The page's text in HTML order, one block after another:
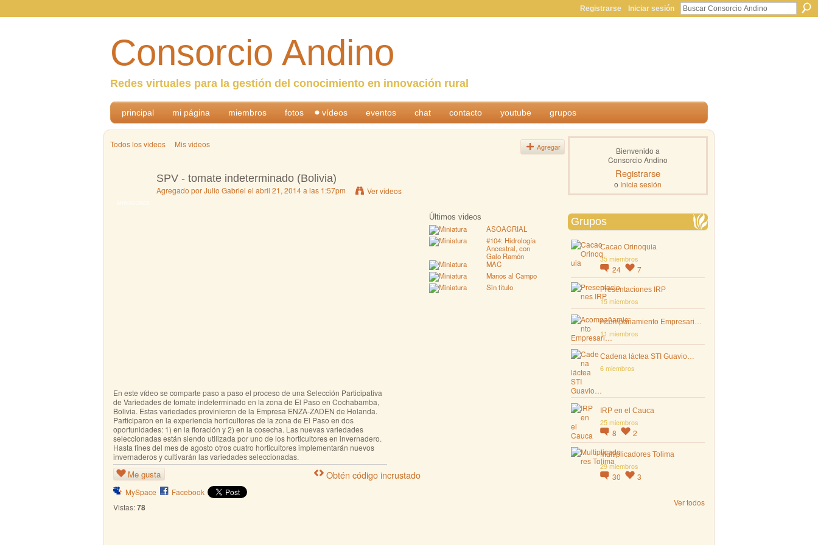
Registrarse Iniciar sesión
Consorcio Andino
Redes virtuales para la gestión del conocimiento en innovación rural
principal mi página miembros fotos vídeos eventos chat contacto youtube grupos
Todos los videos Mis videos Agregar
ANIMADORES
SPV - tomate indeterminado (Bolivia)
Agregado porJulio Gabriel el abril 21, 2014 a las 1:57pm Ver videos
En este vídeo se comparte paso a paso el proceso de una Selección Participativa
de Variedades de tomate indeterminado en la zona de El Paso en Cochabamba,
Bolivia. Estas variedades provinieron de la Empresa ENZA-ZADEN de Holanda.
Participaron en la experiencia horticultores de la zona de El Paso en dos
oportunidades: 1) en la floración y 2) en la cosecha. Las nuevas variedades
seleccionadas están siendo utilizada por uno de los horticultores en invernadero.
Hasta fines del mes de agosto otros cuatro horticultores implementarán nuevos
invernaderos y cultivarán las variedades seleccionadas.
Me gusta
MySpace
Facebook
Vistas:78
Obtén código incrustado
Últimos videos
ASOAGRIAL
#104: Hidrología
Ancestral, con
Galo Ramón
MAC
Manos al Campo
Sin título
Bienvenido a
Consorcio Andino
Registrarse
o Inicia sesión
Grupos
Cacao Orinoquia
35 miembros
24 7
Presentaciones IRP
15 miembros
Acompañamiento Empresari…
11 miembros
Cadena láctea STI Guavio…
6 miembros
IRP en el Cauca
25 miembros
8 2
Multiplicadores Tolima
29 miembros
30 3
Ver todos